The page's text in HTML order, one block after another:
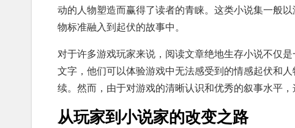
动的人物塑造而赢得了读者的青睐。这类小说集一般
物标准融入到起伏的故事中。
对于许多游戏玩家来说，阅读文章绝地生存小说不仅
文字，他们可以体验游戏中无法感受到的情感起伏和
续。然而，由于对游戏的清晰认识和优秀的叙事水平
从玩家到小说家的改变之路